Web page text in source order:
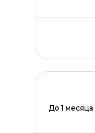
До 1 месяца